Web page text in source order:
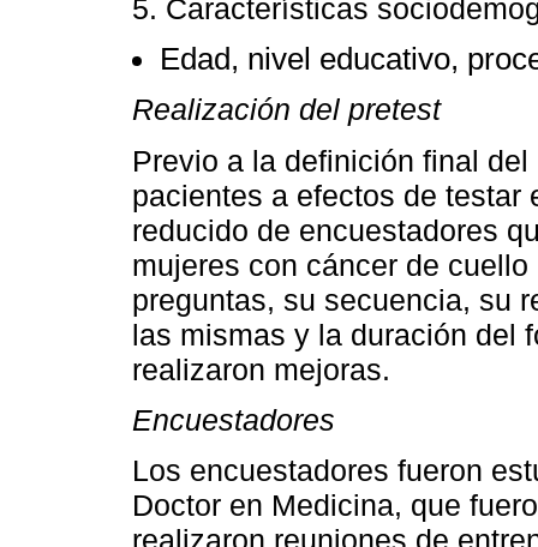
5. Características
Edad, nivel educativo,
Realización del pretest
Previo a la definición final
pacientes a efectos de testar
reducido de encuestadores
mujeres con cáncer de
preguntas, su secuencia, su
las mismas y la duración del
realizaron mejoras.
Encuestadores
Los encuestadores fueron
Doctor en Medicina, que
realizaron reuniones de